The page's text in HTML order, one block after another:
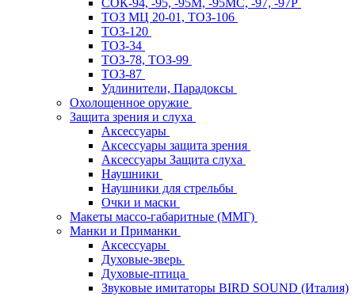
СОК-94, -95, -95М, -95МС, -97, -97Р
ТОЗ МЦ 20-01, ТОЗ-106
ТОЗ-120
ТОЗ-34
ТОЗ-78, ТОЗ-99
ТОЗ-87
Удлинители, Парадоксы
Охолощенное оружие
Защита зрения и слуха
Аксессуары
Аксессуары защита зрения
Аксессуары Защита слуха
Наушники
Наушники для стрельбы
Очки и маски
Макеты массо-габаритные (ММГ)
Манки и Приманки
Аксессуары
Духовые-зверь
Духовые-птица
Звуковые имитаторы BIRD SOUND (Италия)